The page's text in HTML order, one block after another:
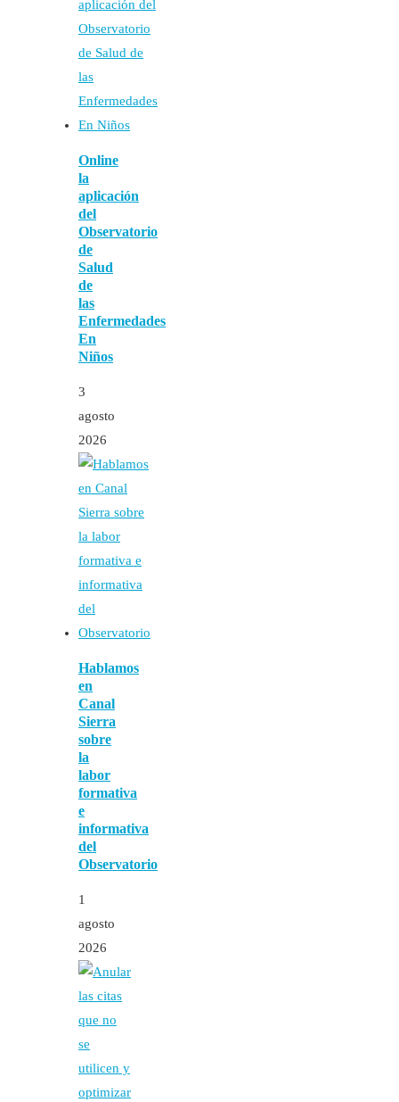
Online
la
aplicación
del
Observatorio
de
Salud
de
las
Enfermedades
En
Niños
3
agosto
2026
Hablamos
en
Canal
Sierra
sobre
la
labor
formativa
e
informativa
del
Observatorio
1
agosto
2026